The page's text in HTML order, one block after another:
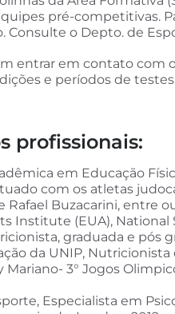
pré-competitivas.
Consulte o Depto. de
entrar em contato com
e períodos de
profissionais:
em Educação
com os atletas
Rafael Buzacarini, entre
Institute (EUA),
graduada e pós
da UNIP,
3° Jogos
Especialista em